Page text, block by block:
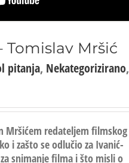
Tomislav Mršić
pitanja, Nekategorizirano,
Mršićem redateljem filmskog
i zašto se odlučio za Ivanić-
snimanje filma i što misli o